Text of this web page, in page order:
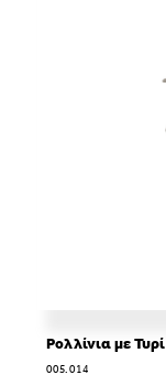
Ρολλίνια με Τυρί
005.014